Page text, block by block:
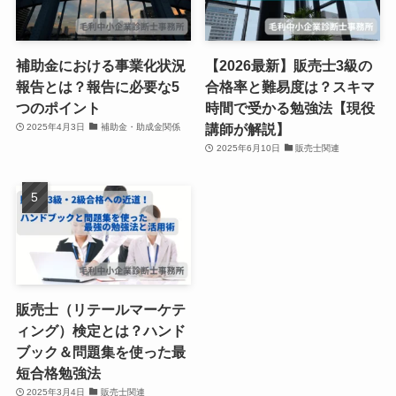
補助金における事業化状況
報告とは？報告に必要な5
つのポイント
2025年4月3日 補助金・助成金関係
【2026最新】販売士3級の
合格率と難易度は？スキマ
時間で受かる勉強法【現役
講師が解説】
2025年6月10日 販売士関連
販売士（リテールマーケテ
ィング）検定とは？ハンド
ブック＆問題集を使った最
短合格勉強法
2025年3月4日 販売士関連